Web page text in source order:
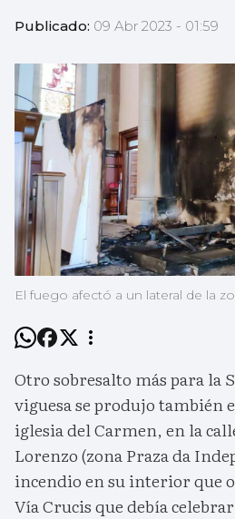
Publicado: 09 Abr 2023 - 01:59
El fuego afectó a un lateral de la
Otro sobresalto más para la
viguesa se produjo también
iglesia del Carmen, en la
Lorenzo (zona Praza da
incendio en su interior que
Vía Crucis que debía